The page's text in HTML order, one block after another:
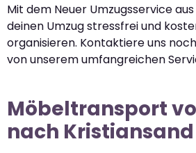
Mit dem Neuer Umzugsservice
deinen Umzug stressfrei und
organisieren. Kontaktiere uns
von unserem umfangreichen
Möbeltransport
nach Kristiansand